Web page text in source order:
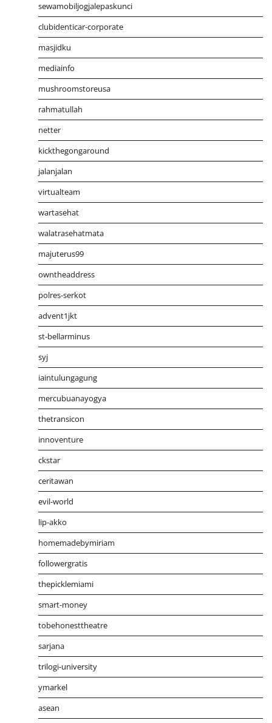
sewamobiljogjalepaskunci
clubidenticar-corporate
masjidku
mediainfo
mushroomstoreusa
rahmatullah
netter
kickthegongaround
jalanjalan
virtualteam
wartasehat
walatrasehatmata
majuterus99
owntheaddress
polres-serkot
advent1jkt
st-bellarminus
syj
iaintulungagung
mercubuanayogya
thetransicon
innoventure
ckstar
ceritawan
evil-world
lip-akko
homemadebymiriam
followergratis
thepicklemiami
smart-money
tobehonesttheatre
sarjana
trilogi-university
ymarkel
asean